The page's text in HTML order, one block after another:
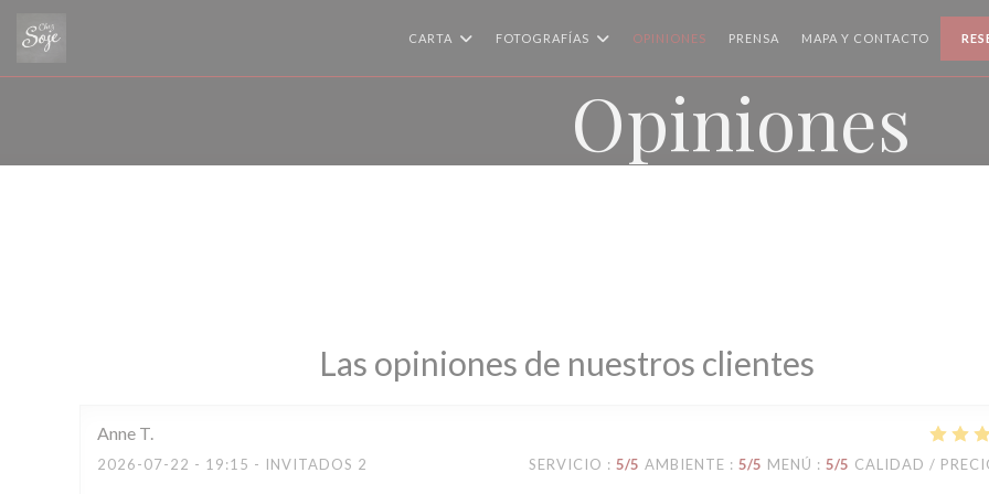
CARTA FOTOGRAFÍAS OPINIONES PRENSA MAPA Y CONTACTO
Opiniones
Las opiniones de nuestros clientes
Anne T
2026-07-22 - 19:15 - INVITADOS 2 SERVICIO : 5/5 AMBIENTE : 5/5 MENÚ : 5/5 CALIDAD /